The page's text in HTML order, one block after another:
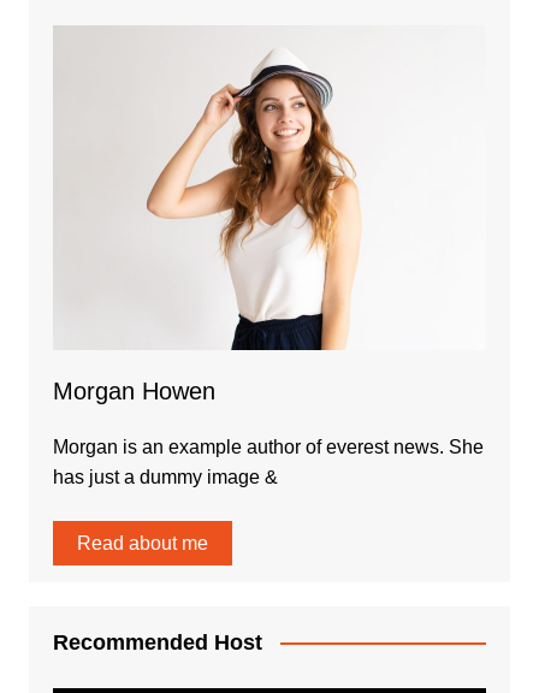
Morgan Howen
Morgan is an example author of everest news. She
has just a dummy image &
Read about me
Recommended Host